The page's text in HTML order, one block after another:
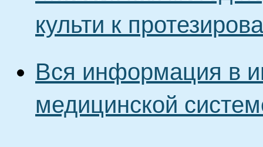
культи к
Вся информация в
медицинской